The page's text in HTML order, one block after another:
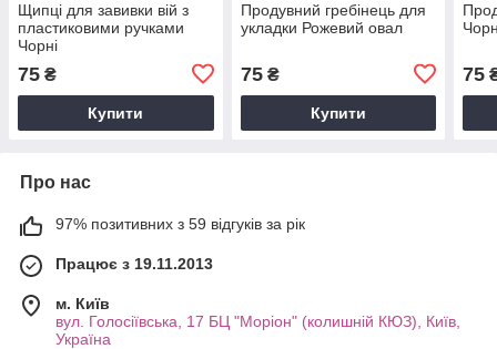
Щипці для завивки вій з
пластиковими ручками
Чорні
75 ₴
Купити
Продувний гребінець для
укладки Рожевий овал
75₴
Купити
75
Про нас
97% позитивних з 59 відгуків за рік
Працює з 19.11.2013
м. Київ
вул. Голосіївська, 17 БЦ "Моріон" (колишній КЮЗ), Київ,
Україна